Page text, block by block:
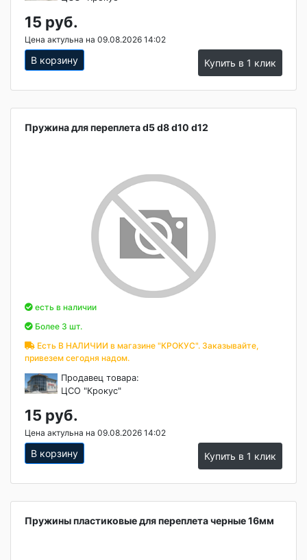
15 руб.
Цена актульна на 09.08.2026 14:02
В корзину Купить в 1 клик
Пружина для переплета d5 d8 d10 d12
есть в наличии
Более 3 шт.
Есть В НАЛИЧИИ в магазине "КРОКУС". Заказывайте,
привезем сегодня надом.
Продавец товара:
ЦСО "Крокус"
15 руб.
Цена актульна на 09.08.2026 14:02
В корзину Купить в 1 клик
Пружины пластиковые для переплета черные 16мм